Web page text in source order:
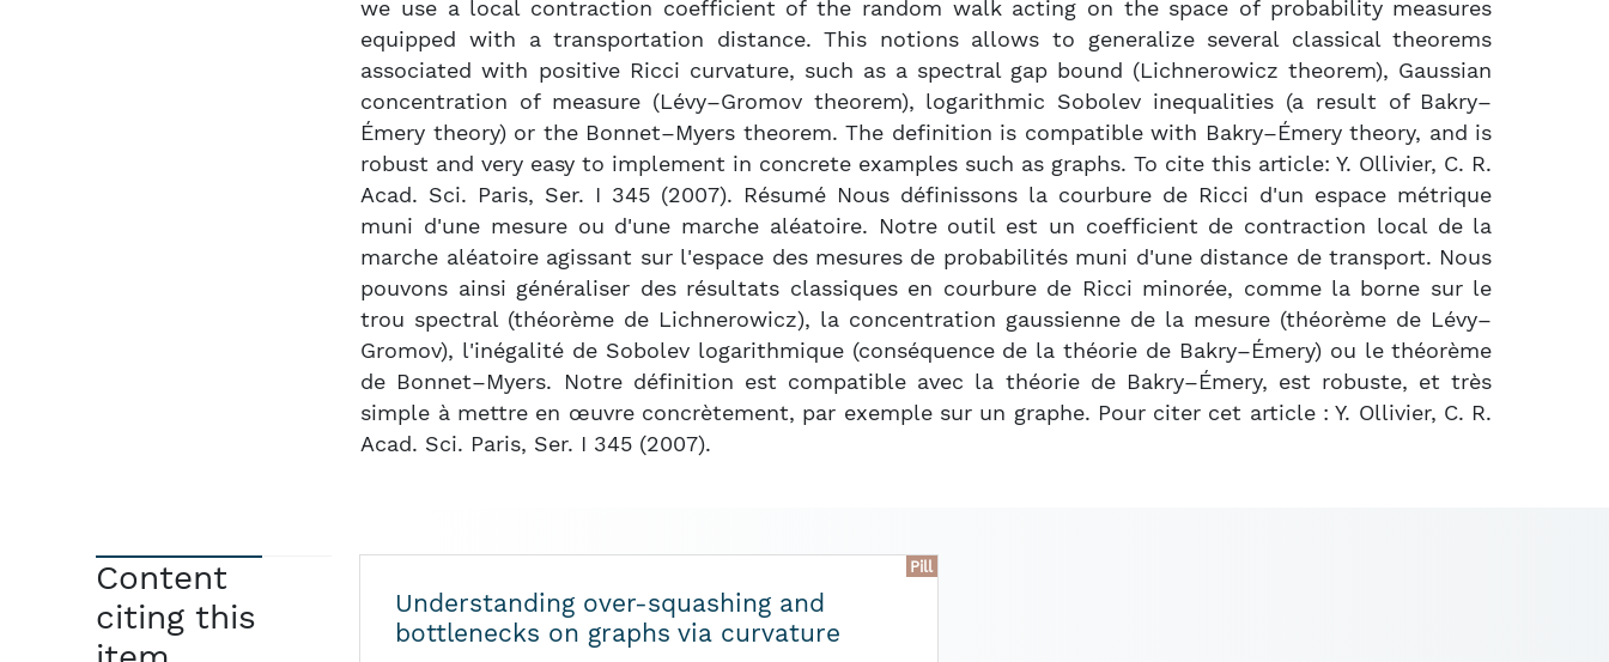
we use a local contraction coefficient of the random walk acting on the space of probability measures
equipped with a transportation distance. This notions allows to generalize several classical theorems
associated with positive Ricci curvature, such as a spectral gap bound (Lichnerowicz theorem), Gaussian
concentration of measure (Lévy–Gromov theorem), logarithmic Sobolev inequalities (a result of Bakry–
Émery theory) or the Bonnet–Myers theorem. The definition is compatible with Bakry–Émery theory, and is
robust and very easy to implement in concrete examples such as graphs. To cite this article: Y. Ollivier, C. R.
Acad. Sci. Paris, Ser. I 345 (2007). Résumé Nous définissons la courbure de Ricci d'un espace métrique
muni d'une mesure ou d'une marche aléatoire. Notre outil est un coefficient de contraction local de la
marche aléatoire agissant sur l'espace des mesures de probabilités muni d'une distance de transport. Nous
pouvons ainsi généraliser des résultats classiques en courbure de Ricci minorée, comme la borne sur le
trou spectral (théorème de Lichnerowicz), la concentration gaussienne de la mesure (théorème de Lévy–
Gromov), l'inégalité de Sobolev logarithmique (conséquence de la théorie de Bakry–Émery) ou le théorème
de Bonnet–Myers. Notre définition est compatible avec la théorie de Bakry–Émery, est robuste, et très
simple à mettre en œuvre concrètement, par exemple sur un graphe. Pour citer cet article : Y. Ollivier, C. R.
Acad. Sci. Paris, Ser. I 345 (2007).
Content
citing this
Pill
Understanding over-squashing and
bottlenecks on graphs via curvature